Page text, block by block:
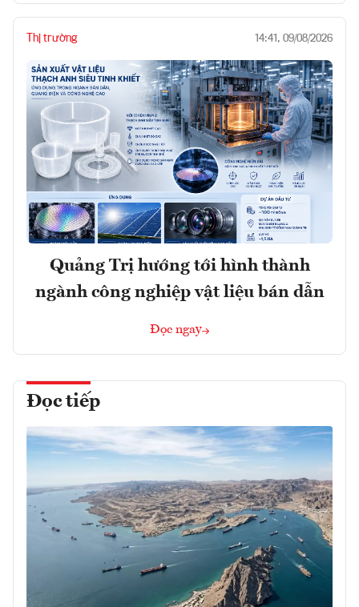
Thị trường 14:41, 09/08/2026
Quảng Trị hướng tới hình thành
ngành công nghiệp vật liệu bán dẫn
Đọc ngay
Đọc tiếp